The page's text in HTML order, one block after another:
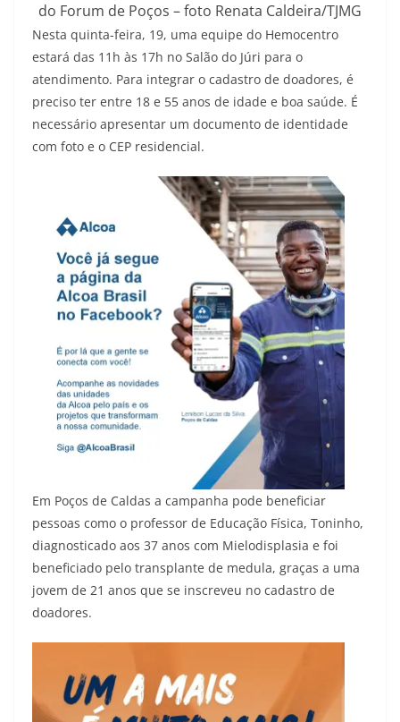
do Forum de Poços – foto Renata Caldeira/TJMG
Nesta quinta-feira, 19, uma equipe do Hemocentro
estará das 11h às 17h no Salão do Júri para o
atendimento. Para integrar o cadastro de doadores, é
preciso ter entre 18 e 55 anos de idade e boa saúde. É
necessário apresentar um documento de identidade
com foto e o CEP residencial.
Em Poços de Caldas a campanha pode beneficiar
pessoas como o professor de Educação Física, Toninho,
diagnosticado aos 37 anos com Mielodisplasia e foi
beneficiado pelo transplante de medula, graças a uma
jovem de 21 anos que se inscreveu no cadastro de
doadores.